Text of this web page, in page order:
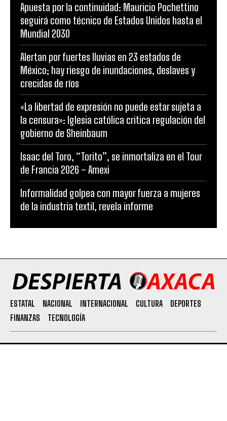
Apuesta por la continuidad: Mauricio Pochettino
seguirá como técnico de Estados Unidos hasta el
Mundial 2030
Alertan por fuertes lluvias en 23 estados de
México; hay riesgo de inundaciones, deslaves y
crecidas de ríos
«La libertad de expresión no puede estar sujeta a
la censura»: Iglesia católica critica regulación del
gobierno de Sheinbaum
Isaac del Toro, “Torito”, se inmortaliza en el Tour
de Francia 2026 – Amexi
Informalidad golpea con mayor fuerza a mujeres
de la industria textil, revela informe
ESTATAL NACIONAL INTERNACIONAL CULTURA
DEPORTES
FINANZAS
TECNOLOGÍA